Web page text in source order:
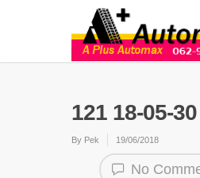
121 18-05-
By Pek 19/06/2018
No